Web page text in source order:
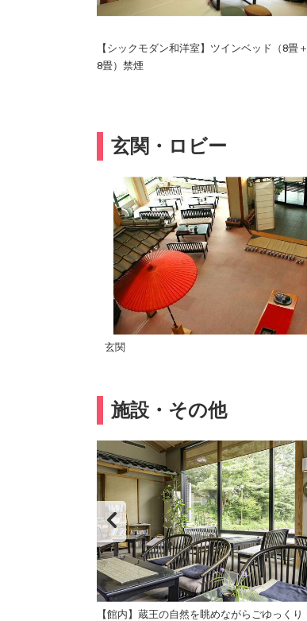
【シックモダン和洋室】ツインベッド（8畳＋
8畳）禁煙
玄関・ロビー
玄関
施設・その他
【館内】蔵王の自然を眺めながらごゆっくり